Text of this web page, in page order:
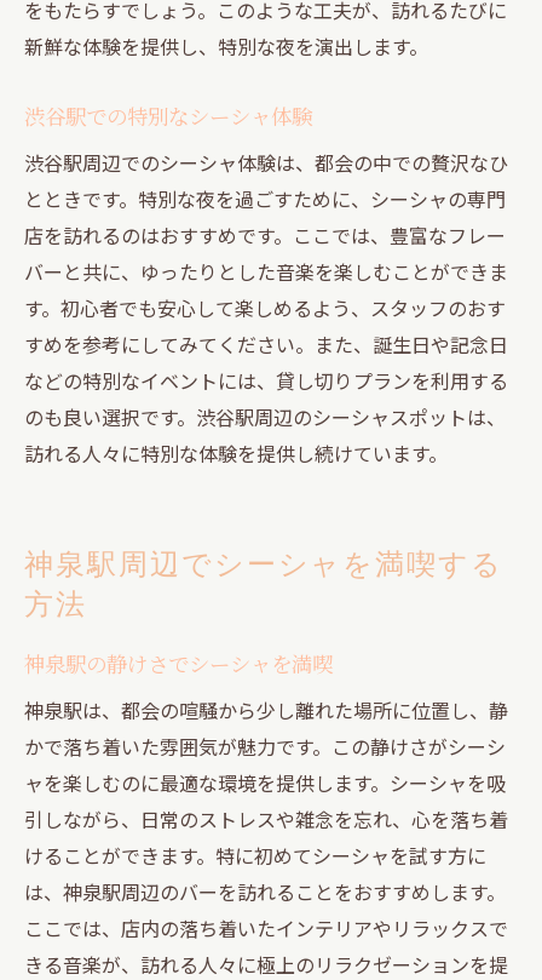
をもたらすでしょう。このような工夫が、訪れるたびに
新鮮な体験を提供し、特別な夜を演出します。
渋谷駅での特別なシーシャ体験
渋谷駅周辺でのシーシャ体験は、都会の中での贅沢なひ
とときです。特別な夜を過ごすために、シーシャの専門
店を訪れるのはおすすめです。ここでは、豊富なフレー
バーと共に、ゆったりとした音楽を楽しむことができま
す。初心者でも安心して楽しめるよう、スタッフのおす
すめを参考にしてみてください。また、誕生日や記念日
などの特別なイベントには、貸し切りプランを利用する
のも良い選択です。渋谷駅周辺のシーシャスポットは、
訪れる人々に特別な体験を提供し続けています。
神泉駅周辺でシーシャを満喫する
方法
神泉駅の静けさでシーシャを満喫
神泉駅は、都会の喧騒から少し離れた場所に位置し、静
かで落ち着いた雰囲気が魅力です。この静けさがシーシ
ャを楽しむのに最適な環境を提供します。シーシャを吸
引しながら、日常のストレスや雑念を忘れ、心を落ち着
けることができます。特に初めてシーシャを試す方に
は、神泉駅周辺のバーを訪れることをおすすめします。
ここでは、店内の落ち着いたインテリアやリラックスで
きる音楽が、訪れる人々に極上のリラクゼーションを提